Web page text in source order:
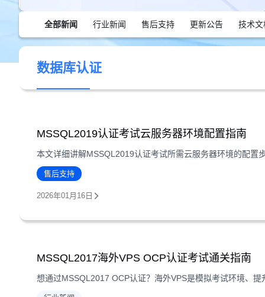
全部新闻 行业新闻 售后支持 更新公告 技术文
数据库认证
MSSQL2019认证考试云服务器环境配置指南
售后支持
2026年01月16日
MSSQL2017海外VPS OCP认证考试通关指南